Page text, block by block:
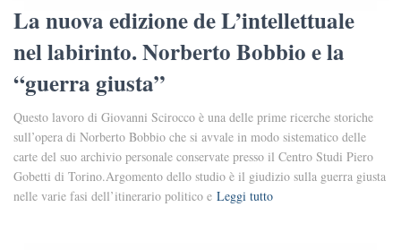
La nuova edizione de L’intellettuale
nel labirinto. Norberto Bobbio e la
“guerra giusta”
Questo lavoro di Giovanni Scirocco è una delle prime ricerche storiche
sull’opera di Norberto Bobbio che si avvale in modo sistematico delle
carte del suo archivio personale conservate presso il Centro Studi Piero
Gobetti di Torino.Argomento dello studio è il giudizio sulla guerra giusta
nelle varie fasi dell’itinerario politico e Leggi tutto